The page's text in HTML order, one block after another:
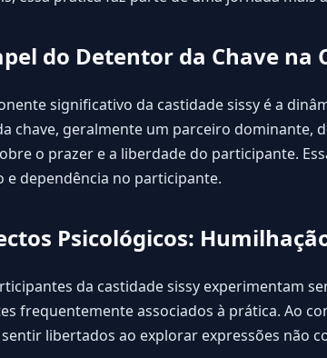
do Detentor da Chave na
significativo da castidade sissy é a
chave, geralmente um parceiro dominante,
o prazer e a liberdade do participante.
e dependência no participante.
Psicológicos:
da castidade sissy experimentam
frequentemente associados à prática. Ao
libertados ao explorar expressões não